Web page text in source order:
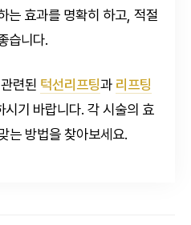
는 효과를 명확히 하고, 적절
습니다.
련된 턱선리프팅과 리프팅
시기 바랍니다. 각 시술의 효
는 방법을 찾아보세요.